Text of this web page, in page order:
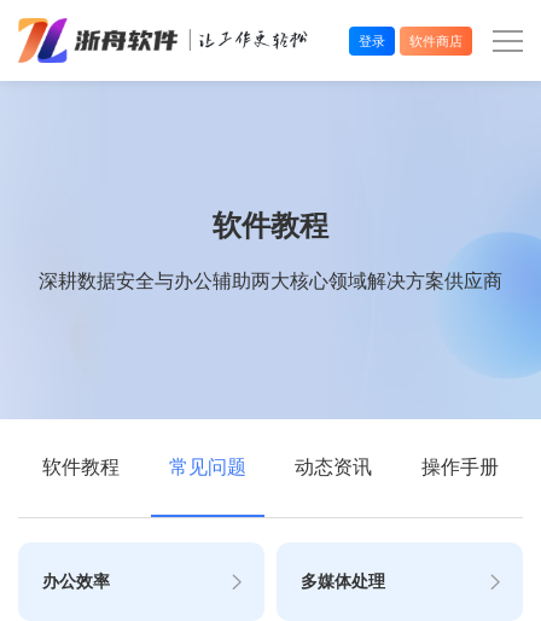
登录 软件商店
软件教程
深耕数据安全与办公辅助两大核心领域解决方案供应商
软件教程 常见问题 动态资讯 操作手册
办公效率 多媒体处理